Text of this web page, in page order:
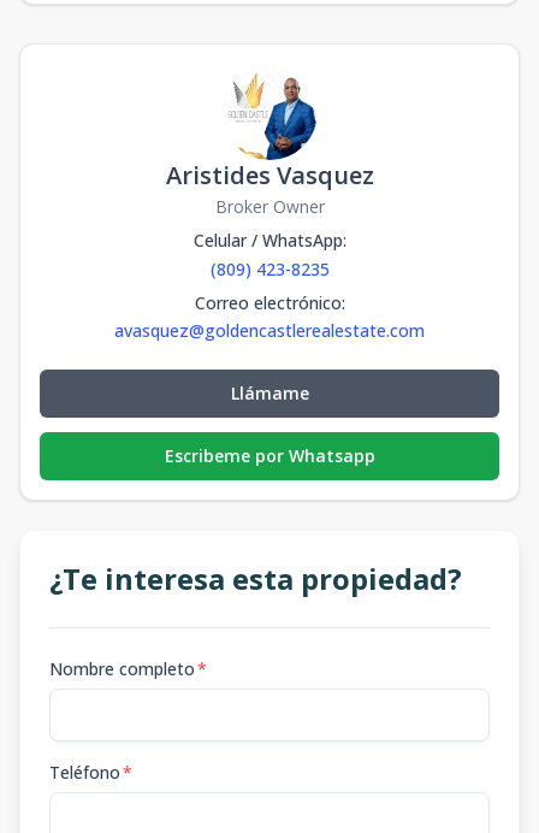
Aristides Vasquez
Broker Owner
Celular / WhatsApp:
(809) 423-8235
Correo electrónico:
avasquez@goldencastlerealestate.com
Llámame
Escribeme por Whatsapp
¿Te interesa esta propiedad?
Nombre completo*
Teléfono*